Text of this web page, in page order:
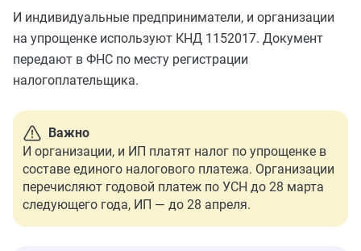
И индивидуальные предприниматели, и организации
на упрощенке используют КНД 1152017. Документ
передают в ФНС по месту регистрации
налогоплательщика.
Важно
И организации, и ИП платят налог по упрощенке в
составе единого налогового платежа. Организации
перечисляют годовой платеж по УСН до 28 марта
следующего года, ИП — до 28 апреля.